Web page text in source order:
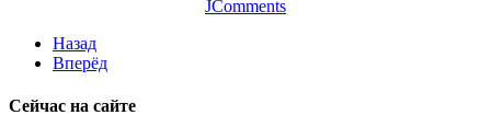
JComments
Назад
Вперёд
Сейчас на сайте